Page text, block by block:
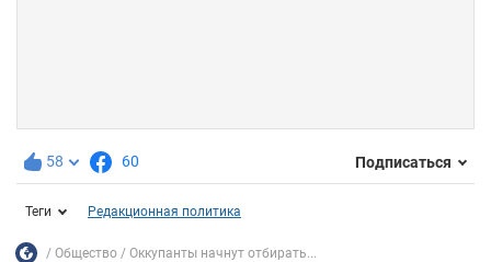
58 60 Подписаться
Теги Редакционная политика
Общество Оккупанты начнут отбирать...